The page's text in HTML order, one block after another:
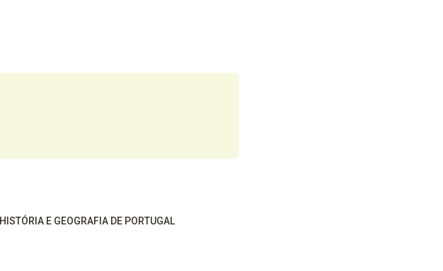
HISTÓRIA E GEOGRAFIA DE PORTUGAL